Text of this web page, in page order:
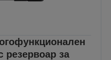
резервоар за